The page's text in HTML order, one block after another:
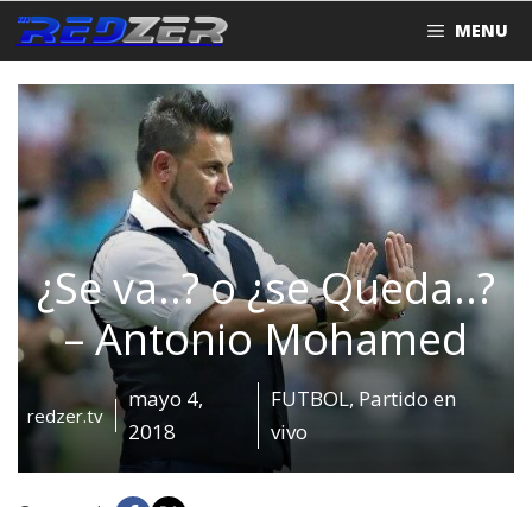
Saltar
al
contenido
MENU
¿Se va..? o ¿se Queda..?
– Antonio Mohamed
redzer.tv
mayo 4,
2018
FUTBOL,Partido en
vivo